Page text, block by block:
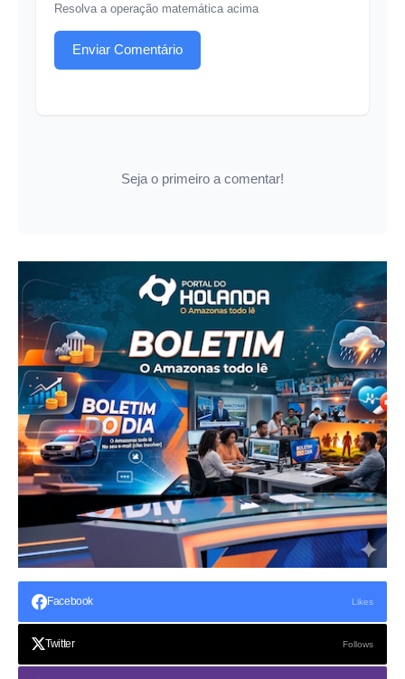
Resolva a operação matemática acima
Enviar Comentário
Seja o primeiro a comentar!
Facebook Likes
Twitter Follows